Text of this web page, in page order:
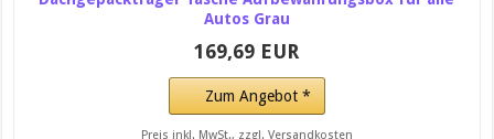
Autos Grau
169,69 EUR
Zum Angebot *
Preis inkl. MwSt., zzgl. Versandkosten